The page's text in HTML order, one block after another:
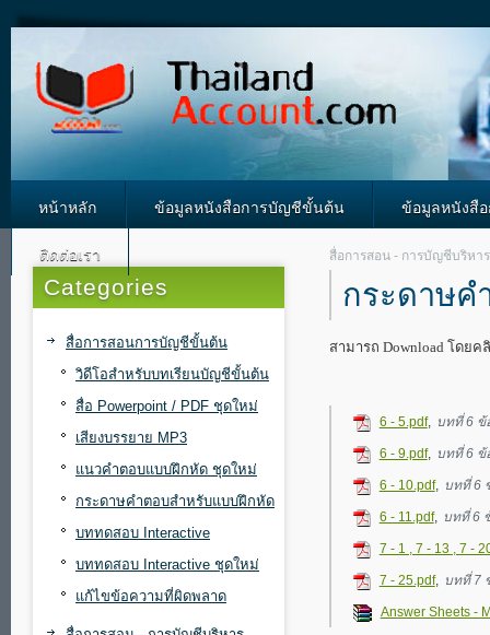
หน้าหลัก ข้อมูลหนังสือการบัญชีขั้นต้น ข้อมูลหนังสื
ติดต่อเรา
Categories
สื่อการสอนการบัญชีขั้นต้น
วิดีโอสำหรับบทเรียนบัญชีขั้นต้น
สื่อ Powerpoint / PDF ชุดใหม่
เสียงบรรยาย MP3
แนวคำตอบแบบฝึกหัด ชุดใหม่
กระดาษคำตอบสำหรับแบบฝึกหัด
บททดสอบ Interactive
บททดสอบ Interactive ชุดใหม่
แก้ไขข้อความที่ผิดพลาด
กระดาษค
สื่อการสอน - การบัญชีบริหาร
สามารถ Download โดย
6 - 5.pdf, บทที่ 6 ข้
6 - 9.pdf, บทที่ 6 ข้
6 - 10.pdf, บทที่ 6
6 - 11.pdf, บทที่ 6
7 - 1 , 7 - 13 , 7 -
7 - 25.pdf, บทที่ 7
Answer Sheets -